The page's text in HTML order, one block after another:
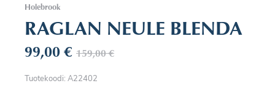
Holebrook
RAGLAN NEULE BLENDA
99,00€ 159,00€
Tuotekoodi: A22402